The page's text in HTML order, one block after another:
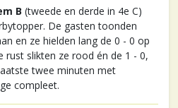
B (tweede en derde in 4e C)
De gasten toonden
en ze hielden lang de 0 - 0 op
rust slikten ze rood én de 1 - 0,
twee minuten met
compleet.